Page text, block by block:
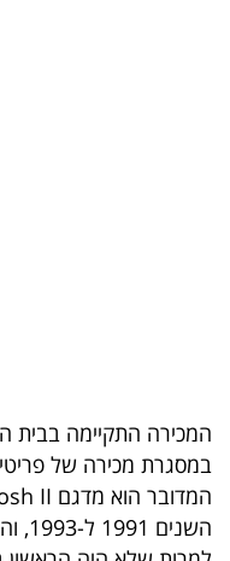
TOP-
5
המילון
המכירה התקיימה בבית
במסגרת מכירה של